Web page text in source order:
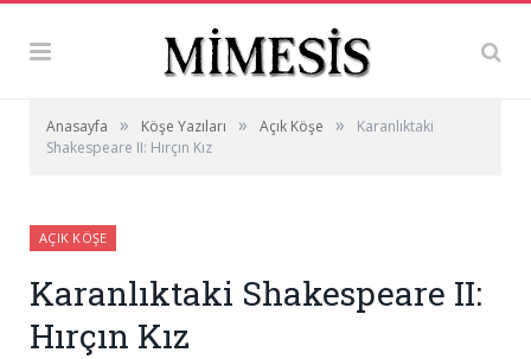
Anasayfa » Köşe Yazıları » Açık Köşe »
Karanlıktaki
Shakespeare II: Hırçın Kız
AÇIK KÖŞE
Karanlıktaki Shakespeare II:
Hırçın Kız